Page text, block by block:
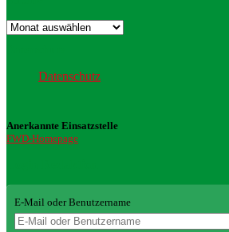
Archiv
Datenschutz
Anerkannte Einsatzstelle
FWD-Homepage
E-Mail oder Benutzername